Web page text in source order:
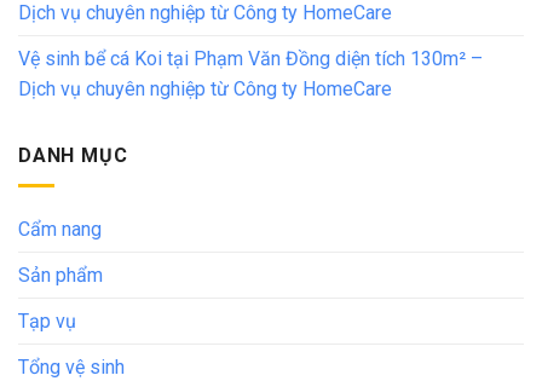
Dịch vụ chuyên nghiệp từ Công ty HomeCare
Vệ sinh bể cá Koi tại Phạm Văn Đồng diện tích 130m² –
Dịch vụ chuyên nghiệp từ Công ty HomeCare
DANH MỤC
Cẩm nang
Sản phẩm
Tạp vụ
Tổng vệ sinh